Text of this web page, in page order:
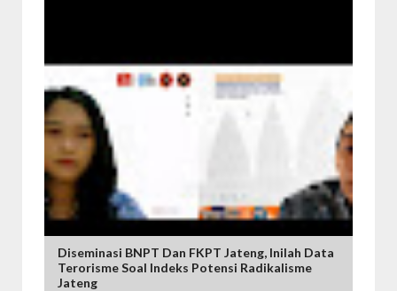
Diseminasi BNPT Dan FKPT Jateng, Inilah Data
Terorisme Soal Indeks Potensi Radikalisme
Jateng